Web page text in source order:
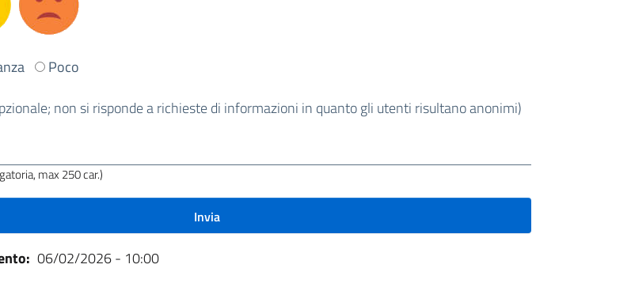
Poco
non si risponde a richieste di informazioni in quanto gli utenti risultano anonimi)
max 250 car.)
06/02/2026 - 10:00